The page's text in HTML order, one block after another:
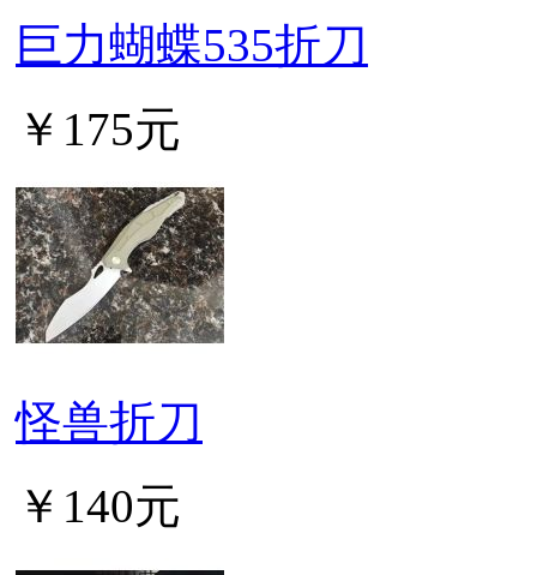
巨力蝴蝶535折刀
￥175元
怪兽折刀
￥140元